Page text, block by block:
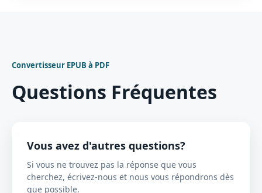
Convertisseur EPUB à PDF
Questions Fréquentes
Vous avez d'autres questions?
Si vous ne trouvez pas la réponse que vous
cherchez, écrivez-nous et nous vous répondrons dès
que possible.